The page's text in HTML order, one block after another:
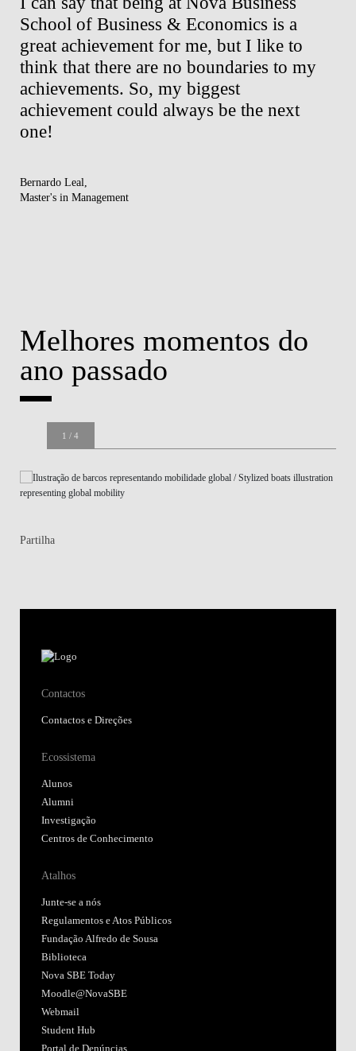
School of Business & Economics is a
great achievement for me, but I like to
think that there are no boundaries to my
achievements. So, my biggest
achievement could always be the next
one!
Bernardo Leal,
Master's in Management
Melhores momentos do
ano passado
1 / 4
Partilha
Contactos
Contactos e Direções
Ecossistema
Alunos
Alumni
Investigação
Centros de Conhecimento
Atalhos
Junte-se a nós
Regulamentos e Atos Públicos
Fundação Alfredo de Sousa
Biblioteca
Nova SBE Today
Moodle@NovaSBE
Webmail
Student Hub
Portal de Denúncias